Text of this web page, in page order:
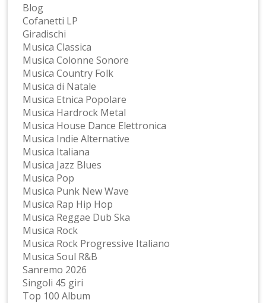
Blog
Cofanetti LP
Giradischi
Musica Classica
Musica Colonne Sonore
Musica Country Folk
Musica di Natale
Musica Etnica Popolare
Musica Hardrock Metal
Musica House Dance Elettronica
Musica Indie Alternative
Musica Italiana
Musica Jazz Blues
Musica Pop
Musica Punk New Wave
Musica Rap Hip Hop
Musica Reggae Dub Ska
Musica Rock
Musica Rock Progressive Italiano
Musica Soul R&B
Sanremo 2026
Singoli 45 giri
Top 100 Album